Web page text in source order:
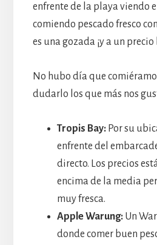
enfrente de la playa viendo
comiendo pescado fresco
es una gozada ¡y a un
No hubo día que
dudarlo los que más nos
Tropis Bay:Por su
enfrente del
directo. Los precios
encima de la media
muy fresca.
Apple Warung:Un
donde comer buen